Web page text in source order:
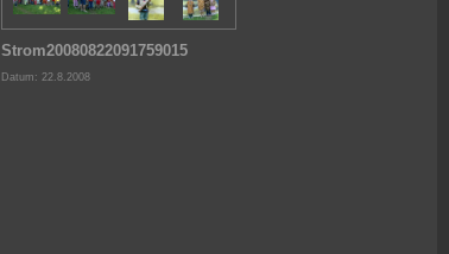
Strom20080822091759015
Datum: 22.8.2008